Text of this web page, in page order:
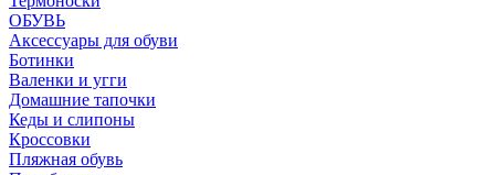
ОБУВЬ
Аксессуары для обуви
Ботинки
Валенки и угги
Домашние тапочки
Кеды и слипоны
Кроссовки
Пляжная обувь